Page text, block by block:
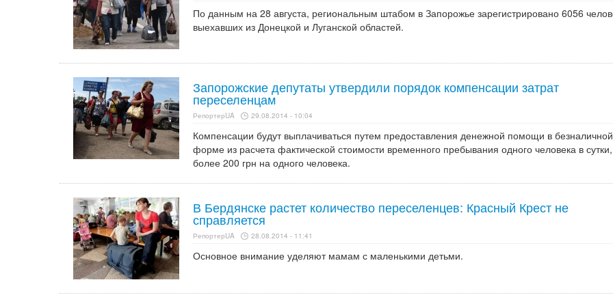
По данным на 28 августа, региональным штабом в Запорожье зарегистрировано 6056
выехавших из Донецкой и Луганской областей.
Запорожские депутаты утвердили порядок компенсации затрат
переселенцам
РепортерUA 29.08.2014 - 10:04
Компенсации будут выплачиваться путем предоставления денежной помощи в безналичной
форме из расчета фактической стоимости временного пребывания одного человека в
более 200 грн на одного человека.
В Бердянске растет количество переселенцев: Красный Крест не
справляется
РепортерUA 28.08.2014 - 11:41
Основное внимание уделяют мамам с маленькими детьми.